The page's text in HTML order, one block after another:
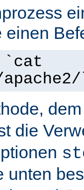
einen
`cat
die
unten